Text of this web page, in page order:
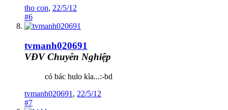
tho con, 22/5/12
#6
tvmanh020691
VĐV Chuyên Nghiệp
có bác hulo kìa...:-bd
tvmanh020691 , 22/5/12
#7